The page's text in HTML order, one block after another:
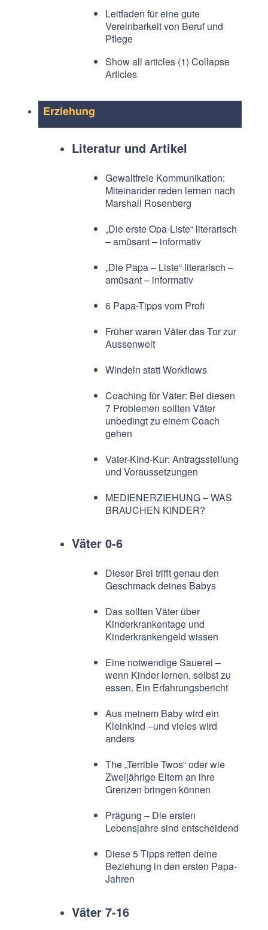
Leitfaden für eine gute
Vereinbarkeit von Beruf und
Pflege
Show all articles (1) Collapse
Articles
Erziehung
Literatur und Artikel
Gewaltfreie Kommunikation:
Miteinander reden lernen nach
Marshall Rosenberg
„Die erste Opa-Liste“ literarisch
– amüsant – informativ
„Die Papa – Liste“ literarisch –
amüsant – informativ
6 Papa-Tipps vom Profi
Früher waren Väter das Tor zur
Aussenwelt
Windeln statt Workflows
Coaching für Väter: Bei diesen
7 Problemen sollten Väter
unbedingt zu einem Coach
gehen
Vater-Kind-Kur: Antragsstellung
und Voraussetzungen
MEDIENERZIEHUNG – WAS
BRAUCHEN KINDER?
Väter 0-6
Dieser Brei trifft genau den
Geschmack deines Babys
Das sollten Väter über
Kinderkrankentage und
Kinderkrankengeld wissen
Eine notwendige Sauerei –
wenn Kinder lernen, selbst zu
essen. Ein Erfahrungsbericht
Aus meinem Baby wird ein
Kleinkind –und vieles wird
anders
The „Terrible Twos“ oder wie
Zweijährige Eltern an ihre
Grenzen bringen können
Prägung – Die ersten
Lebensjahre sind entscheidend
Diese 5 Tipps retten deine
Beziehung in den ersten Papa-
Jahren
Väter 7-16